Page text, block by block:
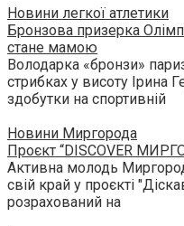
Новини легкої атлетики
Бронзова призерка
стане мамою
Володарка «бронзи»
стрибках у висоту Ірина
здобутки на спортивній
Новини Миргорода
Проєкт “DISCOVER
Активна молодь
свій край у проєкті
розрахований на